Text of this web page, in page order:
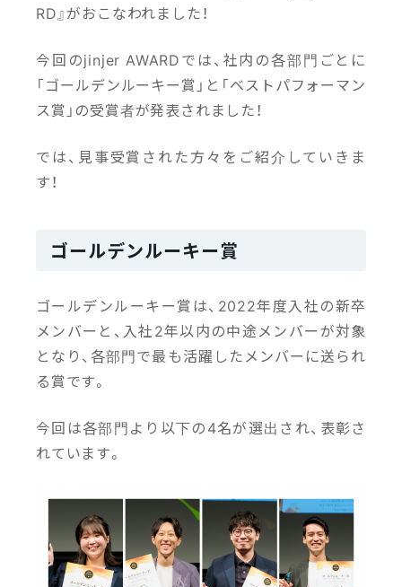
RD』がおこなわれました！
今回のjinjer AWARDでは、社内の各部門ごとに
「ゴールデンルーキー賞」と「ベストパフォーマン
ス賞」の受賞者が発表されました！
では、見事受賞された方々をご紹介していきま
す！
ゴールデンルーキー賞
ゴールデンルーキー賞は、2022年度入社の新卒
メンバーと、入社2年以内の中途メンバーが対象
となり、各部門で最も活躍したメンバーに送られ
る賞です。
今回は各部門より以下の4名が選出され、表彰さ
れています。